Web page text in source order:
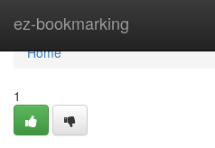
ez-bookmarking
Home
Home
1